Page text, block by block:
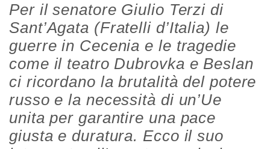
Per il senatore Giulio Terzi di
Sant’Agata (Fratelli d’Italia) le
guerre in Cecenia e le tragedie
come il teatro Dubrovka e Beslan
ci ricordano la brutalità del potere
russo e la necessità di un’Ue
unita per garantire una pace
giusta e duratura. Ecco il suo